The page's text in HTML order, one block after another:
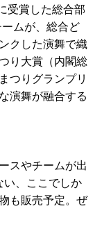
受賞した総合部
ムが、総合ど
クした演舞で織
り大賞（内閣総
つりグランプリ
演舞が融合する
スやチームが出
い、ここでしか
も販売予定。ぜ